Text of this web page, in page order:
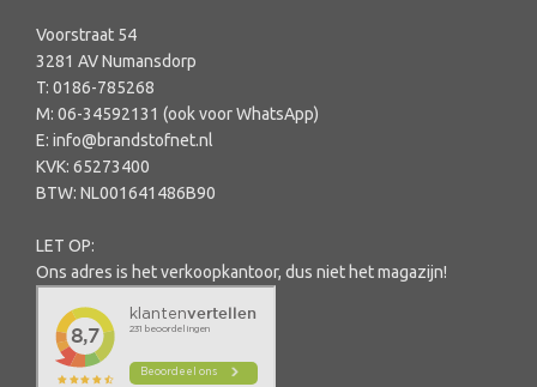
Voorstraat 54
3281 AV Numansdorp
T: 0186-785268
M: 06-34592131 (ook voor WhatsApp)
E: info@brandstofnet.nl
KVK: 65273400
BTW: NL001641486B90
LET OP:
Ons adres is het verkoopkantoor, dus niet het magazijn!